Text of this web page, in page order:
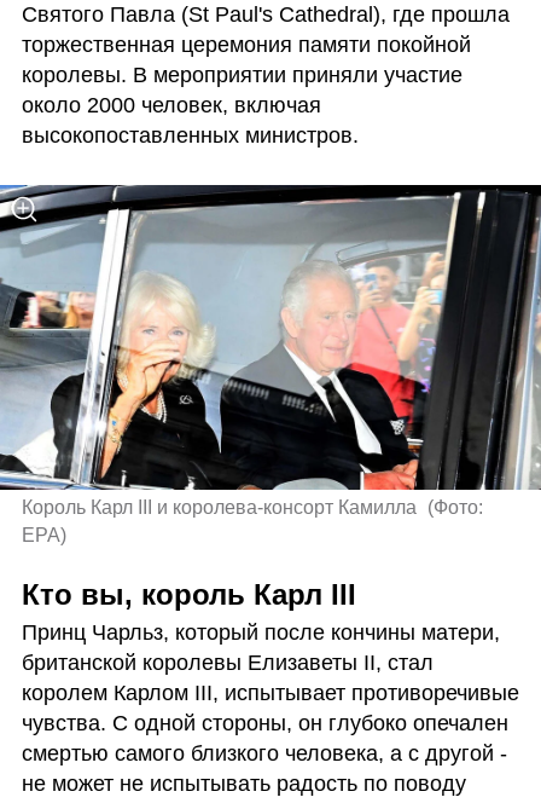
Святого Павла (St Paul's Cathedral), где прошла
торжественная церемония памяти покойной
королевы. В мероприятии приняли участие
около 2000 человек, включая
высокопоставленных министров.
Король Карл III и королева-консорт Камилла (Фото:
EPA)
Кто вы, король Карл III
Принц Чарльз, который после кончины матери,
британской королевы Елизаветы II, стал
королем Карлом III, испытывает противоречивые
чувства. С одной стороны, он глубоко опечален
смертью самого близкого человека, а с другой -
не может не испытывать радость по поводу